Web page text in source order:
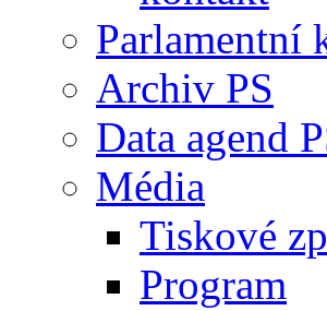
Parlamentní
Archiv PS
Data agend
Média
Tiskové
Program